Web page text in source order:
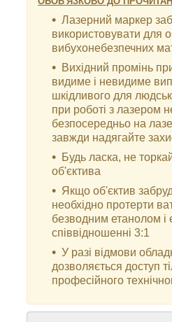
Лазерний маркер
використовувати для
вибухонебезпечних
Вихідний промінь
видиме і невидиме
шкідливого для
при роботі з лазером
безпосередньо на
завжди надягайте
Будь ласка, не
об'єктива
Якщо об'єктив
необхідно протерти
безводним етанолом і
співвідношенні 3:1
У разі відмови
дозволяється доступ
професійного